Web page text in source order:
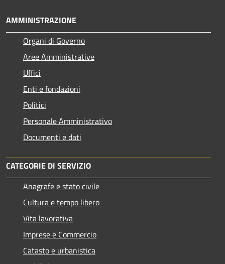
AMMINISTRAZIONE
Organi di Governo
Aree Amministrative
Uffici
Enti e fondazioni
Politici
Personale Amministrativo
Documenti e dati
CATEGORIE DI SERVIZIO
Anagrafe e stato civile
Cultura e tempo libero
Vita lavorativa
Imprese e Commercio
Catasto e urbanistica